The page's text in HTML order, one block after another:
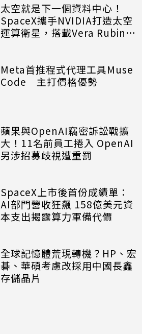
太空就是下一個資料中心！
SpaceX攜手NVIDIA打造太空
運算衛星，搭載Vera Rubin運
Meta首推程式代理工具Muse
Code 主打價格優勢
蘋果與OpenAI竊密訴訟戰擴
大！11名前員工捲入 OpenAI
另涉招募歧視遭重罰
SpaceX上市後首份成績單：
AI部門營收狂飆 158億美元資
本支出揭露算力軍備代價
全球記憶體荒現轉機？HP、宏
碁、華碩考慮改採用中國長鑫
存儲晶片